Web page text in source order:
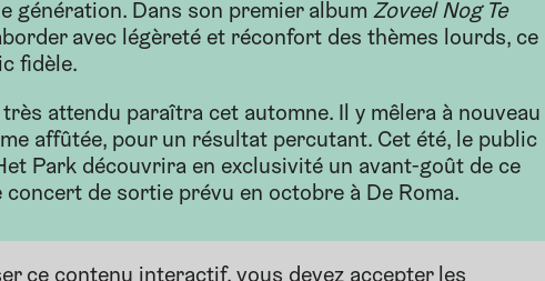
génération. Dans son premier album Zoveel Nog Te
avec légèreté et réconfort des thèmes lourds, ce
fidèle.
attendu paraîtra cet automne. Il y mêlera à nouveau
affûtée, pour un résultat percutant. Cet été, le public
Park découvrira en exclusivité un avant-goût de ce
concert de sortie prévu en octobre à De Roma.